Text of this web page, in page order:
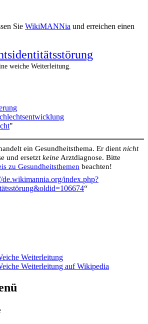
Sie WikiMANNia und erreichen einen
weiche Weiterleitung.
"
ein Gesundheitsthema. Er dient nicht
und ersetzt keine Arztdiagnose. Bitte
zu Gesundheitsthemen beachten!
de.wikimannia.org/index.php?
“
Weiterleitung
Weiterleitung auf Wikipedia